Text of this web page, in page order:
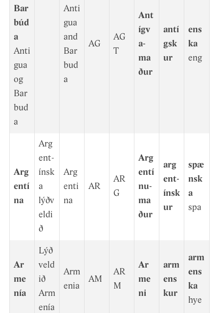
Bar
búd
a
Anti
gua
og
Bar
bud
a
Anti
gua
and
Bar
bud
a
AG
AG
T
Ant
ígv
a­
ma
ður
antí
gsk
ur
ens
ka
eng
Arg
entí
na
Arg
ent­
ínsk
a
lýðv
eldi
ð
Arg
enti
na
AR
AR
G
Arg
entí
nu­
ma
ður
arg
ent­
ínsk
ur
spæ
nsk
a
spa
Ar
me
nía
Lýð
veld
ið
Arm
enía
Arm
enia
AM
AR
M
Ar
me
ni
arm
ens
kur
arm
ens
ka
hye